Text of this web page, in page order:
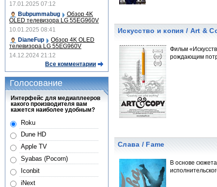
Искусство и копия / Art &
Фильм
рождающим
Слава / Fame
В основе
17.01.2025 07:12
Bubpummabug
Обзор 4K
OLED телевизора LG 55EG960V
10.01.2025 08:41
DianeFup
Обзор 4K OLED
телевизора LG 55EG960V
14.12.2024 21:12
Все комментарии
Голосование
Интерфейс для медиаплееров
какого производителя вам
кажется наиболее удобным?
Roku
Dune HD
Apple TV
Syabas (Pocorn)
Iconbit
iNext